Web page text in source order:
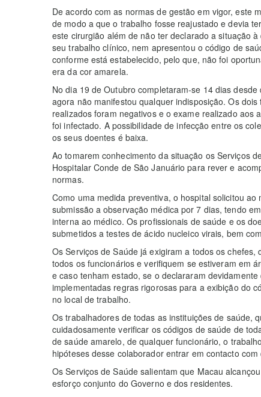
De acordo com as normas de gestão em vigor, este
de modo a que o trabalho fosse reajustado e devia
este cirurgião além de não ter declarado a situação
seu trabalho clínico, nem apresentou o código de
conforme está estabelecido, pelo que, não foi
era da cor amarela.
No dia 19 de Outubro completaram-se 14 dias
agora não manifestou qualquer indisposição. Os
realizados foram negativos e o exame realizado aos
foi infectado. A possibilidade de infecção entre os
os seus doentes é baixa.
Ao tomarem conhecimento da situação os Serviços
Hospitalar Conde de São Januário para rever e
normas.
Como uma medida preventiva, o hospital solicitou
submissão a observação médica por 7 dias, tendo
interna ao médico. Os profissionais de saúde e os
submetidos a testes de ácido nucleico virais, bem
Os Serviços de Saúde já exigiram a todos os
todos os funcionários e verifiquem se estiveram em
e caso tenham estado, se o declararam
implementadas regras rigorosas para a exibição do
no local de trabalho.
Os trabalhadores de todas as instituições de saúde,
cuidadosamente verificar os códigos de saúde de
de saúde amarelo, de qualquer funcionário, o
hipóteses desse colaborador entrar em contacto
Os Serviços de Saúde salientam que Macau
esforço conjunto do Governo e dos residentes.